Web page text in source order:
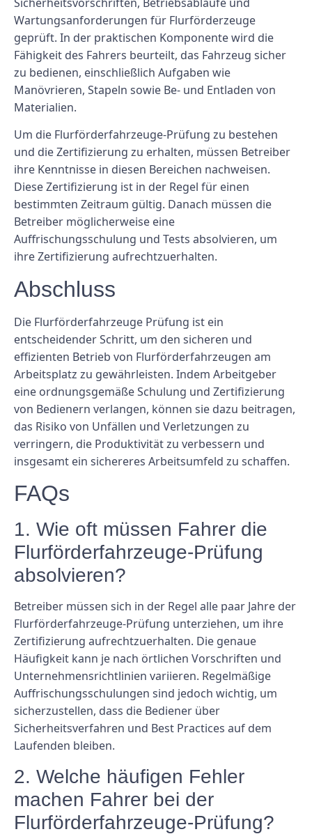
Wartungsanforderungen für Flurförderzeuge
geprüft. In der praktischen Komponente wird die
Fähigkeit des Fahrers beurteilt, das Fahrzeug sicher
zu bedienen, einschließlich Aufgaben wie
Manövrieren, Stapeln sowie Be- und Entladen von
Materialien.
Um die Flurförderfahrzeuge-Prüfung zu bestehen
und die Zertifizierung zu erhalten, müssen Betreiber
ihre Kenntnisse in diesen Bereichen nachweisen.
Diese Zertifizierung ist in der Regel für einen
bestimmten Zeitraum gültig. Danach müssen die
Betreiber möglicherweise eine
Auffrischungsschulung und Tests absolvieren, um
ihre Zertifizierung aufrechtzuerhalten.
Abschluss
Die Flurförderfahrzeuge Prüfung ist ein
entscheidender Schritt, um den sicheren und
effizienten Betrieb von Flurförderfahrzeugen am
Arbeitsplatz zu gewährleisten. Indem Arbeitgeber
eine ordnungsgemäße Schulung und Zertifizierung
von Bedienern verlangen, können sie dazu beitragen,
das Risiko von Unfällen und Verletzungen zu
verringern, die Produktivität zu verbessern und
insgesamt ein sichereres Arbeitsumfeld zu schaffen.
FAQs
1. Wie oft müssen Fahrer die
Flurförderfahrzeuge-Prüfung
absolvieren?
Betreiber müssen sich in der Regel alle paar Jahre der
Flurförderfahrzeuge-Prüfung unterziehen, um ihre
Zertifizierung aufrechtzuerhalten. Die genaue
Häufigkeit kann je nach örtlichen Vorschriften und
Unternehmensrichtlinien variieren. Regelmäßige
Auffrischungsschulungen sind jedoch wichtig, um
sicherzustellen, dass die Bediener über
Sicherheitsverfahren und Best Practices auf dem
Laufenden bleiben.
2. Welche häufigen Fehler
machen Fahrer bei der
Flurförderfahrzeuge-Prüfung?